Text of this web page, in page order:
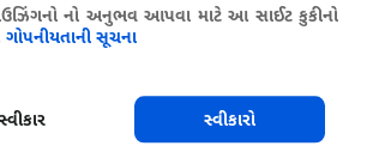
નો અનુભવ આપવા માટે આ સાઈટ કુકીનો
ગોપનીયતાની સૂચના
સ્વીકારો